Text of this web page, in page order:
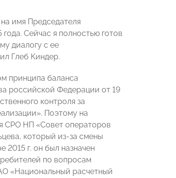
имя Председателя
Сейчас я полностью готов
диалогу с ее
Глеб Киндер.
принципа баланса
российской Федерации от 19
контроля за
Поэтому на
СРО НП «Совет операторов
который из-за смены
2015 г. он был назначен
по вопросам
«Национальный расчетный